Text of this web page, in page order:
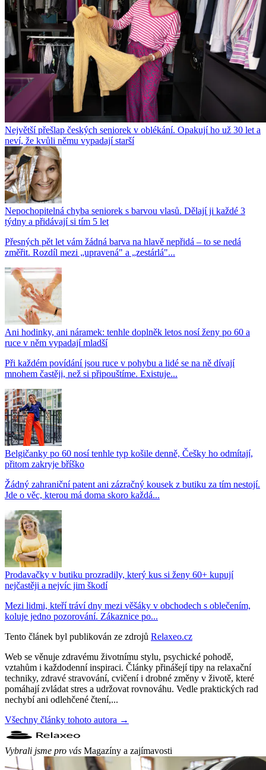
Největší přešlap českých seniorek v oblékání. Opakují ho už 30 let a
neví, že kvůli němu vypadají starší
Nepochopitelná chyba seniorek s barvou vlasů. Dělají ji každé 3
týdny a přidávají si tím 5 let
Přesných pět let vám žádná barva na hlavě nepřidá – to se nedá
změřit. Rozdíl mezi „upravená" a „zestárlá"...
Ani hodinky, ani náramek: tenhle doplněk letos nosí ženy po 60 a
ruce v něm vypadají mladší
Při každém povídání jsou ruce v pohybu a lidé se na ně dívají
mnohem častěji, než si připouštíme. Existuje...
Belgičanky po 60 nosí tenhle typ košile denně, Češky ho odmítají,
přitom zakryje bříško
Žádný zahraniční patent ani zázračný kousek z butiku za tím nestojí.
Jde o věc, kterou má doma skoro každá...
Prodavačky v butiku prozradily, který kus si ženy 60+ kupují
nejčastěji a nejvíc jim škodí
Mezi lidmi, kteří tráví dny mezi věšáky v obchodech s oblečením,
koluje jedno pozorování. Zákaznice po...
Tento článek byl publikován ze zdrojů Relaxeo.cz
Web se věnuje zdravému životnímu stylu, psychické pohodě,
vztahům i každodenní inspiraci. Články přinášejí tipy na relaxační
techniky, zdravé stravování, cvičení i drobné změny v životě, které
pomáhají zvládat stres a udržovat rovnováhu. Vedle praktických rad
nechybí ani odlehčené čtení,...
Všechny články tohoto autora →
Vybrali jsme pro vás Magazíny a zajímavosti